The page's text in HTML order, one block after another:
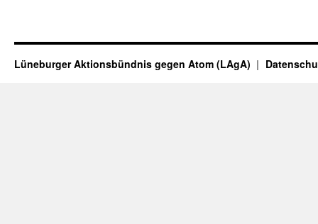
Lüneburger Aktionsbündnis gegen Atom (LAgA)